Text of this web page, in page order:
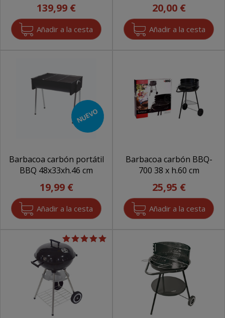
139,99 € 20,00 €
NUEVO
Barbacoa carbón portátil
BBQ 48x33xh.46 cm
19,99 €
Barbacoa carbón BBQ-
700 38 x h.60 cm
25,95 €